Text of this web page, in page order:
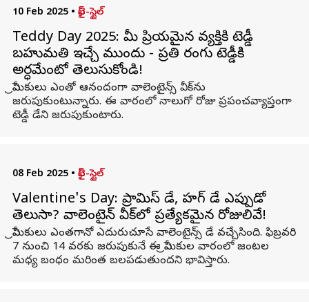
10 Feb 2025 • లైఫ్-స్టైల్
Teddy Day 2025: మీ ప్రియమైన వ్యక్తికి టెడ్డీ
బహుమతి ఇచ్చే ముందు - ప్రతి రంగు టెడ్డీకి
అర్ధమేంటో తెలుసుకోండి!
ప్రేమికులు ఎంతో ఆనందంగా వాలెంటైన్స్ వీక్‌ను
జరుపుకుంటున్నారు. ఈ వారంలో నాలుగో రోజు ప్రపంచవ్యాప్తంగా
టెడ్డీ డేని జరుపుకుంటారు.
08 Feb 2025 • లైఫ్-స్టైల్
Valentine's Day: ప్రామిస్ డే, హగ్ డే ఎప్పుడో
తెలుసా? వాలెంటైన్ వీక్‌లో ప్రత్యేకమైన రోజులివే!
ప్రేమికులు ఎంతగానో ఎదురుచూసే వాలెంటైన్స్ డే వచ్చేసింది. ఫిబ్రవరి
7 నుంచి 14 వరకు జరుపుకునే ఈ ప్రేమికుల వారంలో జంటల
మధ్య బంధం మరింత బలపడుతుందని భావిస్తారు.